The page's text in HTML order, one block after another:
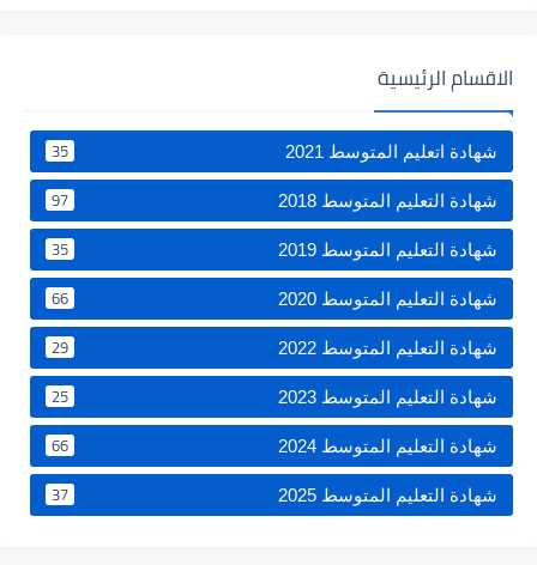
الاقسام الرئيسية
شهادة اتعليم المتوسط 2021 35
شهادة التعليم المتوسط 2018 97
شهادة التعليم المتوسط 2019 35
شهادة التعليم المتوسط 2020 66
شهادة التعليم المتوسط 2022 29
شهادة التعليم المتوسط 2023 25
شهادة التعليم المتوسط 2024 66
شهادة التعليم المتوسط 2025 37